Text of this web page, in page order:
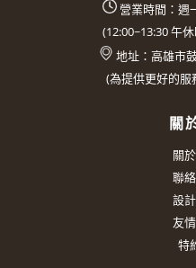
營業時間：週
(12:00~13:30午
地址： 高雄市
(為提供更好的服
關
關
聯
設
友
特